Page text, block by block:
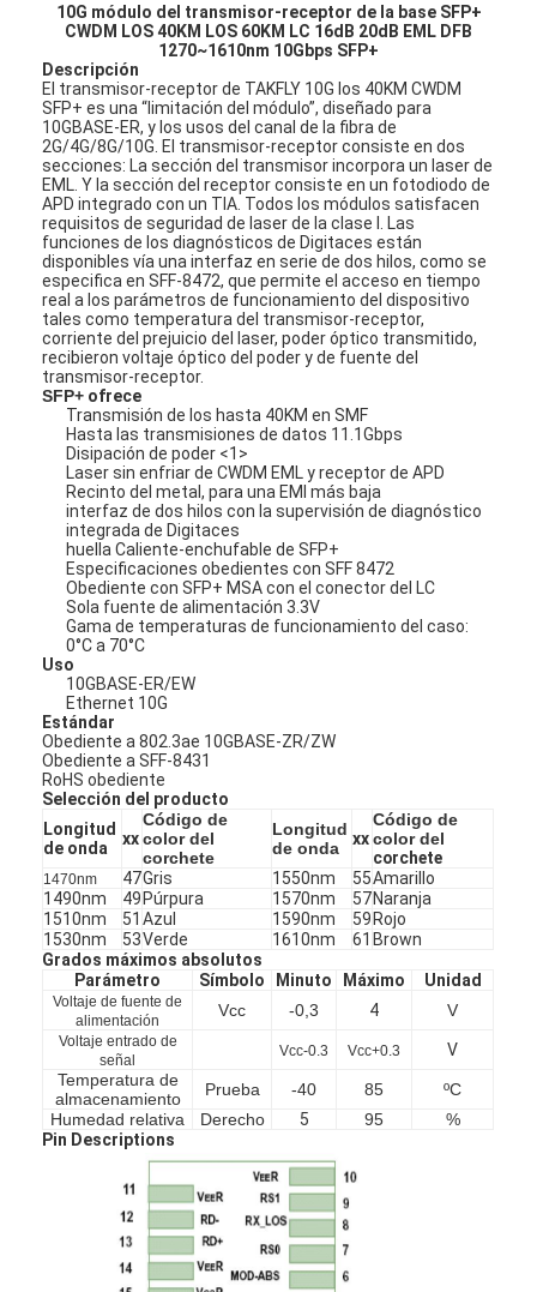
Productos
10G módulo del transmisor-receptor de la base SFP+
CWDM LOS 40KM LOS 60KM LC 16dB 20dB EML DFB
1270~1610nm 10Gbps SFP+
Descripción
El transmisor-receptor de TAKFLY 10G los 40KM CWDM
SFP+ es una “limitación del módulo”, diseñado para
10GBASE-ER, y los usos del canal de la fibra de
2G/4G/8G/10G. El transmisor-receptor consiste en dos
secciones: La sección del transmisor incorpora un laser de
EML. Y la sección del receptor consiste en un fotodiodo de
APD integrado con un TIA. Todos los módulos satisfacen
requisitos de seguridad de laser de la clase I. Las
funciones de los diagnósticos de Digitaces están
disponibles vía una interfaz en serie de dos hilos, como se
especifica en SFF-8472, que permite el acceso en tiempo
real a los parámetros de funcionamiento del dispositivo
tales como temperatura del transmisor-receptor,
corriente del prejuicio del laser, poder óptico transmitido,
recibieron voltaje óptico del poder y de fuente del
transmisor-receptor.
SFP+ ofrece
Transmisión de los hasta 40KM en SMF
Hasta las transmisiones de datos 11.1Gbps
Disipación de poder <1>
Laser sin enfriar de CWDM EML y receptor de APD
Recinto del metal, para una EMI más baja
interfaz de dos hilos con la supervisión de diagnóstico
integrada de Digitaces
huella Caliente-enchufable de SFP+
Especificaciones obedientes con SFF 8472
Obediente con SFP+ MSA con el conector del LC
Sola fuente de alimentación 3.3V
Gama de temperaturas de funcionamiento del caso:
0°C a 70°C
Uso
10GBASE-ER/EW
Ethernet 10G
Estándar
Obediente a 802.3ae 10GBASE-ZR/ZW
Obediente a SFF-8431
RoHS obediente
Selección del producto
Longitud
de onda
xx
Código de
color del
corchete
Longitud
de onda
xx
Código de
color del
corchete
1470nm 47Gris 1550nm 55Amarillo
1490nm
49 Púrpura 1570nm 57Naranja
1510nm
51 Azul 1590nm 59 Rojo
1530nm
53Verde 1610nm 61 Brown
Grados máximos absolutos
Parámetro
Símbolo Minuto Máximo Unidad
Voltaje de fuente de
alimentación
Vcc -0,3 4 V
Voltaje entrado de
señal
Vcc-0.3 Vcc+0.3
V
Temperatura de
almacenamiento
Prueba -40 85
ºC
Humedad relativa
Derecho 5 95
%
Pin Descriptions